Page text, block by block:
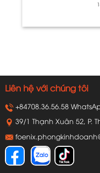
Liên hệ với chúng tôi
+84708.36.56.58
39/1 Thạnh Xuân 52, P.